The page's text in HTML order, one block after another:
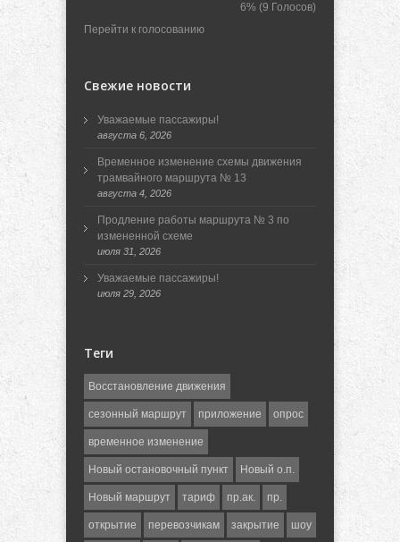
6% (9 Голосов)
Перейти к голосованию
Свежие новости
Уважаемые пассажиры!
августа 6, 2026
Временное изменение схемы движения
трамвайного маршрута № 13
августа 4, 2026
Продление работы маршрута № 3 по
измененной схеме
июля 31, 2026
Уважаемые пассажиры!
июля 29, 2026
Теги
Восстановление движения
сезонный маршрут приложение опрос
временное изменение
Новый остановочный пункт Новый о.п.
Новый маршрут тариф пр.ак. пр.
открытие перевозчикам закрытие шоу